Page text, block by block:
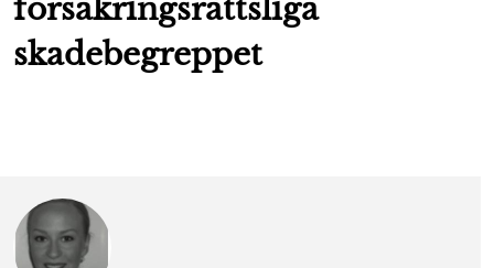
försäkringsrättsliga
skadebegreppet